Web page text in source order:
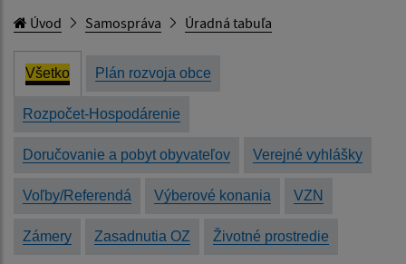
Úvod Samospráva Úradná tabuľa
Všetko Plán rozvoja obce
Rozpočet-Hospodárenie
Doručovanie a pobyt obyvateľov Verejné vyhlášky
Voľby/Referendá Výberové konania VZN
Zámery Zasadnutia OZ Životné prostredie